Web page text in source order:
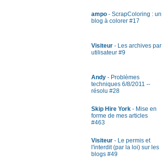
ampo - ScrapColoring : un
blog à colorer #17
Visiteur - Les archives par
utilisateur #9
Andy - Problèmes
techniques 6/8/2011 --
résolu #28
Skip Hire York - Mise en
forme de mes articles
#463
Visiteur - Le permis et
l'interdit (par la loi) sur les
blogs #49